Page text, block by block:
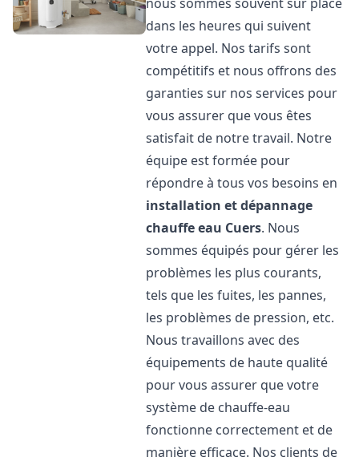
dans les heures qui suivent
votre appel. Nos tarifs sont
compétitifs et nous offrons des
garanties sur nos services pour
vous assurer que vous êtes
satisfait de notre travail. Notre
équipe est formée pour
répondre à tous vos besoins en
installation et dépannage
chauffe eau Cuers. Nous
sommes équipés pour gérer les
problèmes les plus courants,
tels que les fuites, les pannes,
les problèmes de pression, etc.
Nous travaillons avec des
équipements de haute qualité
pour vous assurer que votre
système de chauffe-eau
fonctionne correctement et de
manière efficace. Nos clients de